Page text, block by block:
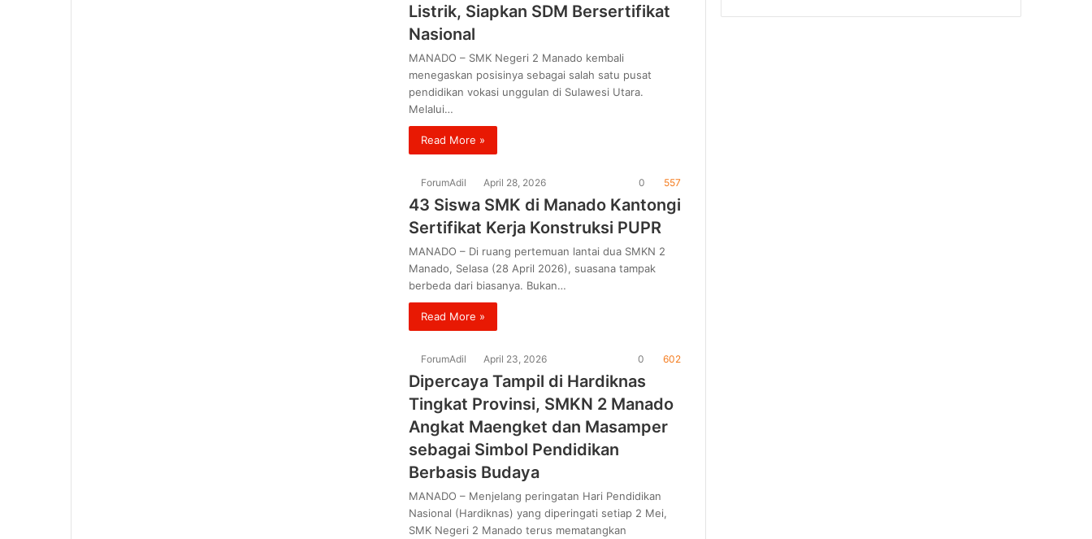
Listrik, Siapkan SDM Bersertifikat
Nasional
MANADO – SMK Negeri 2 Manado kembali
menegaskan posisinya sebagai salah satu pusat
pendidikan vokasi unggulan di Sulawesi Utara.
Melalui…
Read More »
ForumAdil April 28, 2026 0 557
43 Siswa SMK di Manado Kantongi
Sertifikat Kerja Konstruksi PUPR
MANADO – Di ruang pertemuan lantai dua SMKN 2
Manado, Selasa (28 April 2026), suasana tampak
berbeda dari biasanya. Bukan…
Read More »
ForumAdil April 23, 2026 0 602
Dipercaya Tampil di Hardiknas
Tingkat Provinsi, SMKN 2 Manado
Angkat Maengket dan Masamper
sebagai Simbol Pendidikan
Berbasis Budaya
MANADO – Menjelang peringatan Hari Pendidikan
Nasional (Hardiknas) yang diperingati setiap 2 Mei,
SMK Negeri 2 Manado terus mematangkan